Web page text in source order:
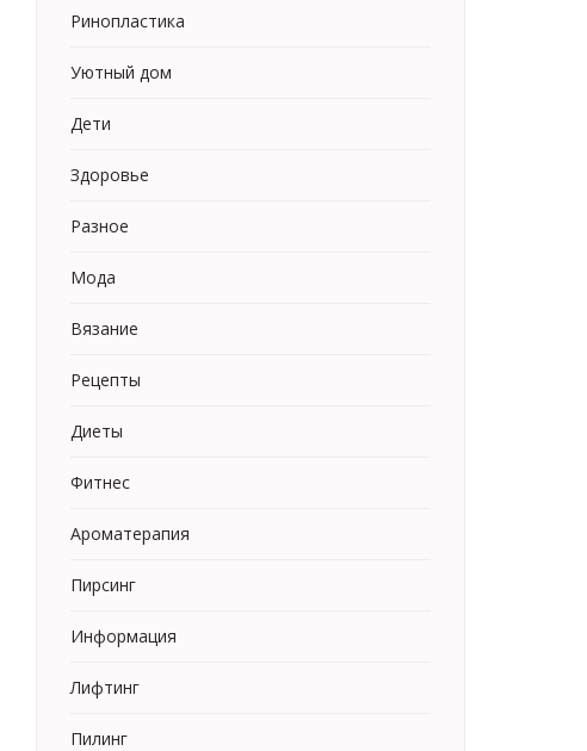
Ринопластика
Уютный дом
Дети
Здоровье
Разное
Мода
Вязание
Рецепты
Диеты
Фитнес
Ароматерапия
Пирсинг
Информация
Лифтинг
Пилинг